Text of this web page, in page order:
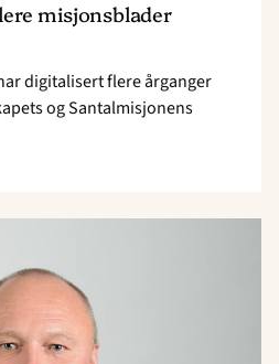
misjonsblader
digitalisert flere årganger
og Santalmisjonens
"Gir
ut
bok